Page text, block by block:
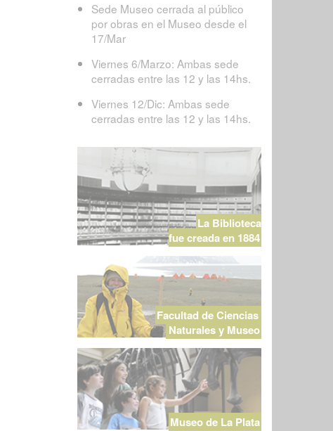
Sede Museo cerrada al público
por obras en el Museo desde el
17/Mar
Viernes 6/Marzo: Ambas sede
cerradas entre las 12 y las 14hs.
Viernes 12/Dic: Ambas sede
cerradas entre las 12 y las 14hs.
La Biblioteca
fue creada en 1884
Facultad de Ciencias
Naturales y Museo
Museo de La Plata